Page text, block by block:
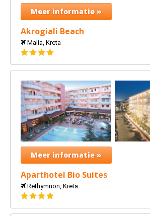
Meer informatie »
Akrogiali Beach
Malia, Kreta
4
Meer informatie »
Aparthotel Bio Suites
Rethymnon, Kreta
4